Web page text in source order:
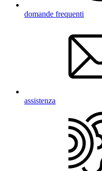
domande frequenti
assistenza